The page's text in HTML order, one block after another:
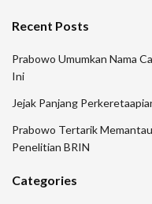
Recent Posts
Prabowo Umumkan Nama
Ini
Jejak Panjang
Prabowo Tertarik
Penelitian BRIN
Categories